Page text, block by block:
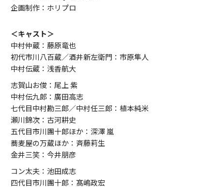
企画制作：ホリプロ
＜キャスト＞
中村仲蔵：藤原竜也
初代市川八百蔵／酒井新左衛門：市原隼人
中村伝蔵：浅香航大
志賀山お俊：尾上 紫
中村伝九郎：廣田高志
七代目中村勘三郎／中村任三郎：植本純米
瀬川錦次：古河耕史
五代目市川團十郎ほか：深澤 嵐
蕎麦屋の万蔵ほか：斉藤莉生
金井三笑：今井朋彦
コン太夫：池田成志
四代目市川團十郎：髙嶋政宏